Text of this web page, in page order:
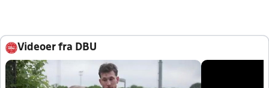
Videoer fra DBU